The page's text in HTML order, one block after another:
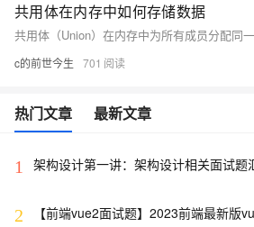
共用体在内存中如何存储数据
c的前世今生 701
热门文章 最新文章
1 架构设计第一讲：架构设计相关面试题
2
【前端vue2面试题】2023前端最新版